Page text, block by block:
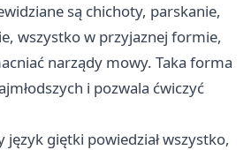
są chichoty, parskanie,
wszystko w przyjaznej formie,
narządy mowy. Taka forma
i pozwala ćwiczyć
język giętki powiedział wszystko,